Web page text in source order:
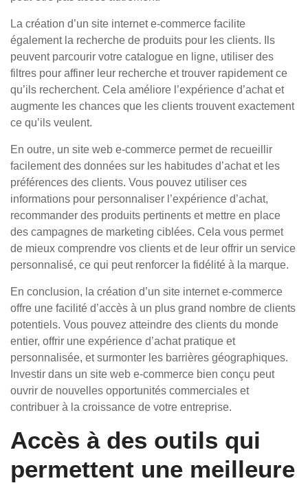
La création d’un site internet e-commerce facilite
également la recherche de produits pour les clients. Ils
peuvent parcourir votre catalogue en ligne, utiliser des
filtres pour affiner leur recherche et trouver rapidement ce
qu’ils recherchent. Cela améliore l’expérience d’achat et
augmente les chances que les clients trouvent exactement
ce qu’ils veulent.
En outre, un site web e-commerce permet de recueillir
facilement des données sur les habitudes d’achat et les
préférences des clients. Vous pouvez utiliser ces
informations pour personnaliser l’expérience d’achat,
recommander des produits pertinents et mettre en place
des campagnes de marketing ciblées. Cela vous permet
de mieux comprendre vos clients et de leur offrir un service
personnalisé, ce qui peut renforcer la fidélité à la marque.
En conclusion, la création d’un site internet e-commerce
offre une facilité d’accès à un plus grand nombre de clients
potentiels. Vous pouvez atteindre des clients du monde
entier, offrir une expérience d’achat pratique et
personnalisée, et surmonter les barrières géographiques.
Investir dans un site web e-commerce bien conçu peut
ouvrir de nouvelles opportunités commerciales et
contribuer à la croissance de votre entreprise.
Accès à des outils qui
permettent une meilleure